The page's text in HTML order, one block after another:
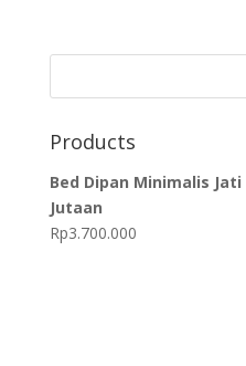
Products
Bed Dipan Minimalis
Jutaan
Rp3.700.000